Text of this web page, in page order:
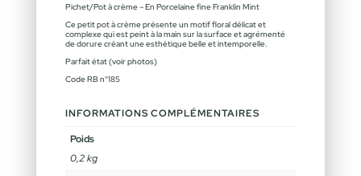
Pichet/Pot à crème – En Porcelaine fine Franklin Mint
Ce petit pot à crème présente un motif floral délicat et
complexe qui est peint à la main sur la surface et agrémenté
de dorure créant une esthétique belle et intemporelle.
Parfait état (voir photos)
Code RB n°185
INFORMATIONS COMPLÉMENTAIRES
Poids
0,2 kg